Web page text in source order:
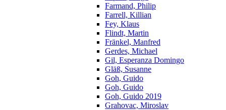
Farmand, Philip
Farrell, Killian
Fey, Klaus
Flindt, Martin
Fränkel, Manfred
Gerdes, Michael
Gil, Esperanza Domingo
Gläß, Susanne
Goh, Guido
Goh, Guido
Goh, Guido 2019
Grahovac, Miroslav